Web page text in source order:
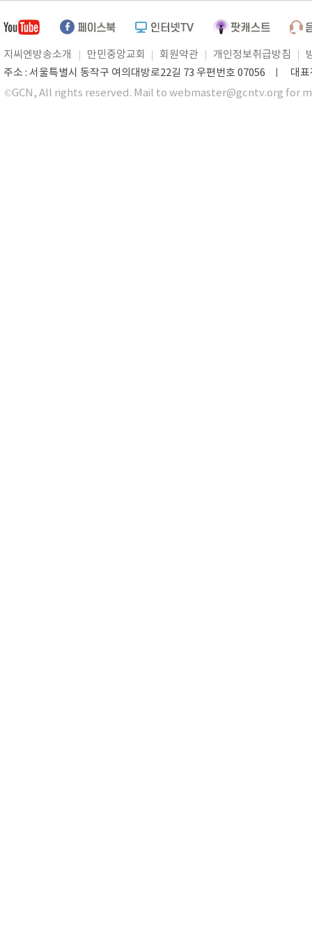
지씨엔방송소개 만민중앙교회 회원약관 개인정보취급방침
주소 : 서울특별시 동작구 여의대방로22길 73 우편번호 07056 ㅣ 대
©GCN, All rights reserved. Mail to webmaster@gcntv.org for